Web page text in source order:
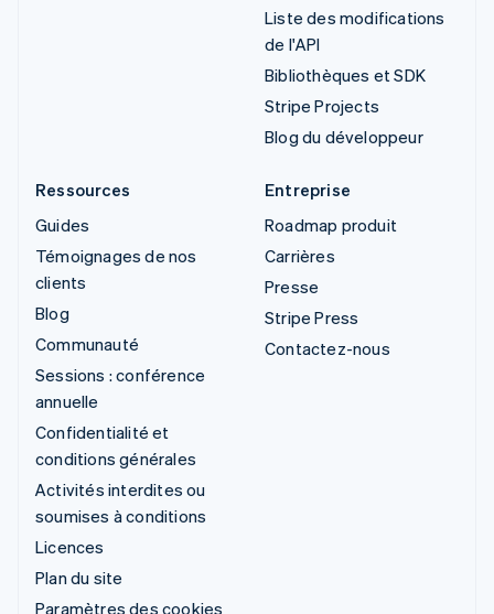
Liste des modifications
de l'API
Bibliothèques et SDK
Stripe Projects
Blog du développeur
Ressources
Guides
Témoignages de nos
clients
Blog
Communauté
Sessions : conférence
annuelle
Confidentialité et
conditions générales
Activités interdites ou
soumises à conditions
Licences
Plan du site
Paramètres des cookies
Entreprise
Roadmap produit
Carrières
Presse
Stripe Press
Contactez-nous